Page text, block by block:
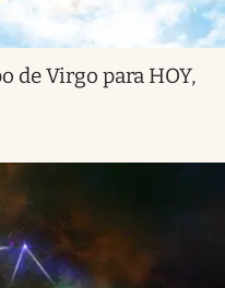
de Virgo para HOY,